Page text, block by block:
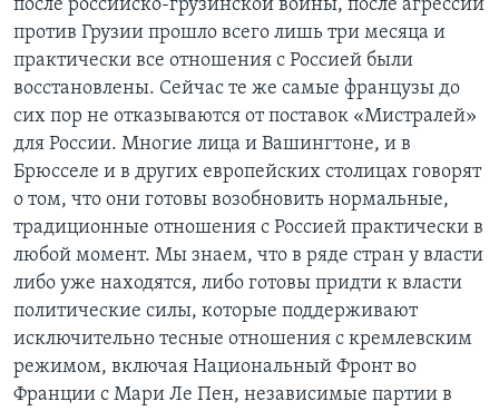
после российско-грузинской войны, после агрессии
против Грузии прошло всего лишь три месяца и
практически все отношения с Россией были
восстановлены. Сейчас те же самые французы до
сих пор не отказываются от поставок «Мистралей»
для России. Многие лица и Вашингтоне, и в
Брюсселе и в других европейских столицах говорят
о том, что они готовы возобновить нормальные,
традиционные отношения с Россией практически в
любой момент. Мы знаем, что в ряде стран у власти
либо уже находятся, либо готовы придти к власти
политические силы, которые поддерживают
исключительно тесные отношения с кремлевским
режимом, включая Национальный Фронт во
Франции с Мари Ле Пен, независимые партии в